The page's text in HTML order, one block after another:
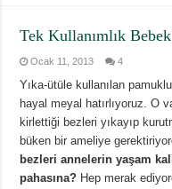
Tek Kullanımlık
Ocak 11, 2013 4
Yıka-ütüle kullanılan
hayal meyal hatırlıyoruz. O
kirlettiği bezleri yıkayıp
büken bir ameliye
bezleri annelerin yaşam
pahasına? Hep merak